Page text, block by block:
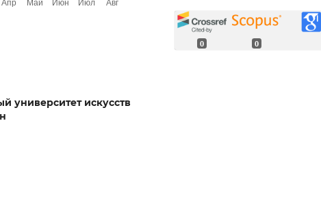
университет искусств
0 0